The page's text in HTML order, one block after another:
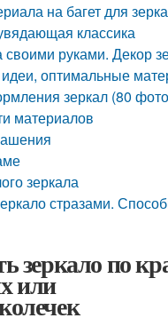
на багет для
классика
своими руками. Декор
оптимальные
зеркал (80
материалов
зеркала
стразами.
зеркало по
или